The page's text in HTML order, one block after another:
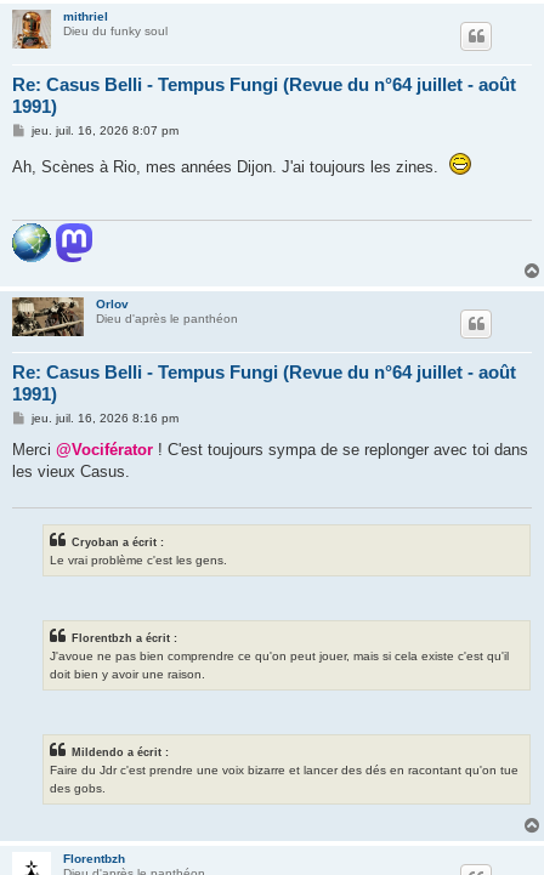
mithriel
Dieu du funky soul
Re: Casus Belli - Tempus Fungi (Revue du n°64 juillet - août
1991)
M
s
jeu. juil. 16, 2026 8:07 pm
Ah, Scènes à Rio, mes années Dijon. J'ai toujours les zines.
Orlov
Dieu d'après le panthéon
Re: Casus Belli - Tempus Fungi (Revue du n°64 juillet - août
1991)
M
s
a
jeu. juil. 16, 2026 8:16 pm
Merci @Vociférator ! C'est toujours sympa de se replonger avec toi dans
les vieux Casus.
Cryoban a écrit :
Le vrai problème c'est les gens.
Florentbzh a écrit :
J'avoue ne pas bien comprendre ce qu'on peut jouer, mais si cela existe c'est qu'il
doit bien y avoir une raison.
Mildendo a écrit :
Faire du Jdr c'est prendre une voix bizarre et lancer des dés en racontant qu'on tue
des gobs.
Florentbzh